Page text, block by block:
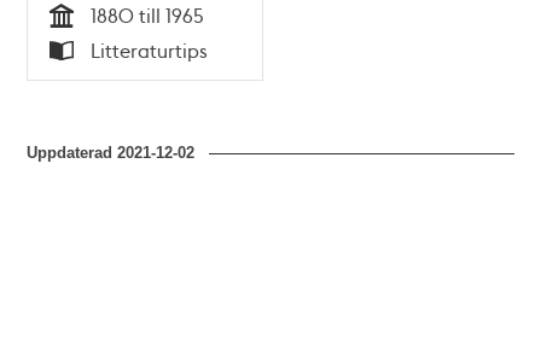
Tid
1880 till 1965
Typ
Litteraturtips
Uppdaterad2021-12-02